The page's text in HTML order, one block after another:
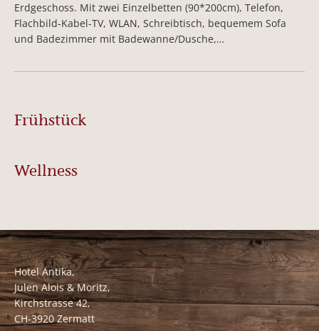
Erdgeschoss. Mit zwei Einzelbetten (90*200cm), Telefon,
Flachbild-Kabel-TV, WLAN, Schreibtisch, bequemem Sofa
und Badezimmer mit Badewanne/Dusche,…
Frühstück
Wellness
Hotel Antika,
Julen Alois & Moritz,
Kirchstrasse 42,
CH-3920 Zermatt